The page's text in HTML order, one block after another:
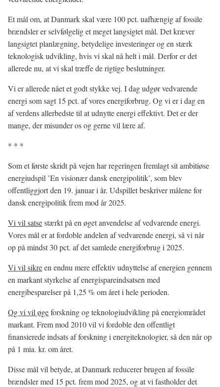
Et mål om, at Danmark skal være 100 pct. uafhængig af fossile
brændsler er selvfølgelig et meget langsigtet mål. Det kræver
langsigtet planlægning, betydelige investeringer og en stærk
teknologisk udvikling, hvis vi skal nå helt i mål. Derfor er det
allerede nu, at vi skal træffe de rigtige beslutninger.
Vi er allerede nået et godt stykke vej. I dag udgør vedvarende
energi som sagt 15 pct. af vores energiforbrug. Og vi er i dag en
af verdens allerbedste til at udnytte energi effektivt. Det er der
mange, der misunder os og gerne vil lære af.
* * *
Som et første skridt på vejen har regeringen fremlagt sit ambitiøse
energiudspil ’En visionær dansk energipolitik’, som blev
offentliggjort den 19. januar i år. Udspillet beskriver målene for
dansk energipolitik frem mod år 2025.
Vi vil satsestærkt på en øget anvendelse af vedvarende energi.
Vores mål er at fordoble andelen af vedvarende energi, så vi når
op på mindst 30 pct. af det samlede energiforbrug i 2025.
Vi vil sikreen endnu mere effektiv udnyttelse af energien gennem
en markant styrkelse af energispareindsatsen med
energibesparelser på 1,25 % om året i hele perioden.
Og vi vil øgeforskning og teknologiudvikling på energiområdet
markant. Frem mod 2010 vil vi fordoble den offentligt
finansierede indsats af forskning i energiteknologier, så den når op
på 1 mia. kr. om året.
Disse mål vil betyde, at Danmark reducerer brugen af fossile
brændsler med 15 pct. frem mod 2025, og at vi fastholder det